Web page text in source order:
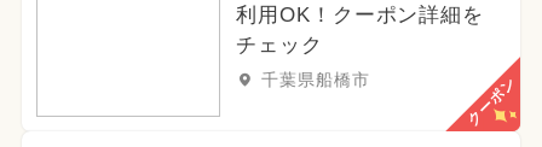
利用OK！クーポン詳細を
チェック
千葉県船橋市 クーポン